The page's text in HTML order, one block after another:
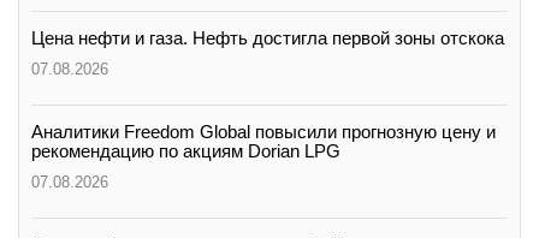
Цена нефти и газа. Нефть достигла первой зоны отскока
07.08.2026
Аналитики Freedom Global повысили прогнозную цену и
рекомендацию по акциям Dorian LPG
07.08.2026